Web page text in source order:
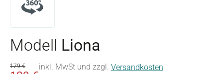
Modell Liona
179 € inkl. MwSt und zzgl. Versandkosten